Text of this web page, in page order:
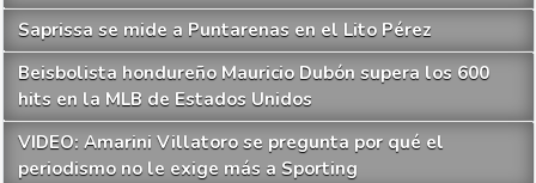
Saprissa se mide a Puntarenas en el Lito Pérez
Beisbolista hondureño Mauricio Dubón supera los 600
hits en la MLB de Estados Unidos
VIDEO: Amarini Villatoro se pregunta por qué el
periodismo no le exige más a Sporting